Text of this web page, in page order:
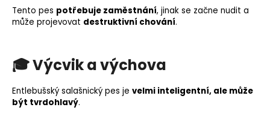
Tento pes potřebuje zaměstnání, jinak se začne nudit a
může projevovat destruktivní chování.
🎓Výcvik a výchova
Entlebušský salašnický pes je velmi inteligentní, ale může
být tvrdohlavý.